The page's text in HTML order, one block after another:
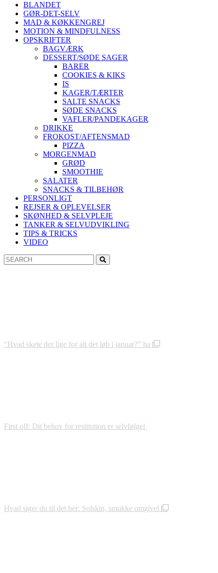
BLANDET
GØR-DET-SELV
MAD & KØKKENGREJ
MOTION & MINDFULNESS
OPSKRIFTER
BAGVÆRK
DESSERT/SØDE SAGER
BARER
COOKIES & KIKS
IS
KAGER/TÆRTER
SALTE SNACKS
SØDE SNACKS
VAFLER/PANDEKAGER
DRIKKE
FROKOST/AFTENSMAD
PIZZA
MORGENMAD
GRØD
SMOOTHIE
SALATER
SNACKS & TILBEHØR
PERSONLIGT
REJSER & OPLEVELSER
SKØNHED & SELVPLEJE
TANKER & SELVUDVIKLING
TIPS & TRICKS
VIDEO
Search
for:
“Hvad skete der lige for alt det løb i januar?” ha
First off: Dit behov for restitution er selvfølgel
Hvad siger du til det her: Solskin, smukke omgivel